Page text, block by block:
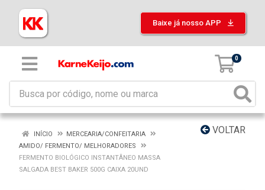
Baixe já nosso APP
0
VOLTAR
INÍCIO
MERCEARIA/CONFEITARIA
AMIDO/ FERMENTO/ MELHORADORES
FERMENTO BIOLÓGICO INSTANTÂNEO MASSA
SALGADA BEST BAKER 500G CAIXA 20UND